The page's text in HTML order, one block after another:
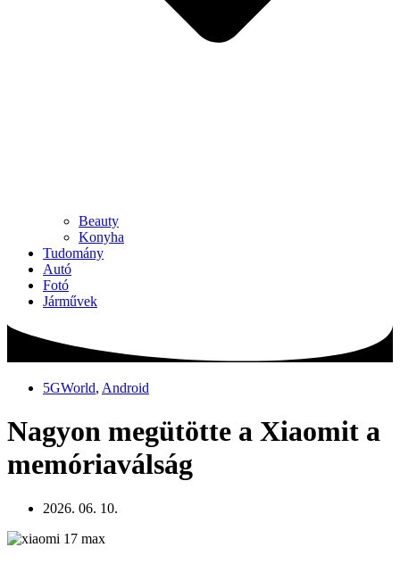
Beauty
Konyha
Tudomány
Autó
Fotó
Járművek
5GWorld, Android
Nagyon megütötte a Xiaomit a
memóriaválság
2026. 06. 10.